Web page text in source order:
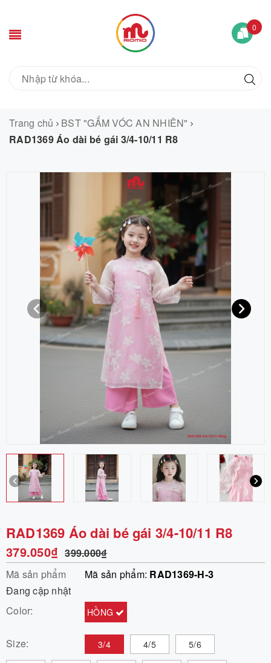
0
Trang chủ
BST "GẤM VÓC AN NHIÊN"
RAD1369 Áo dài bé gái 3/4-10/11 R8
RAD1369 Áo dài bé gái 3/4-10/11 R8
379.050₫ 399.000₫
Mã sản phẩm
Mã sản phẩm: RAD1369-H-3
Đang cập nhật
Color:
HỒNG
Size: 3/4 4/5 5/6